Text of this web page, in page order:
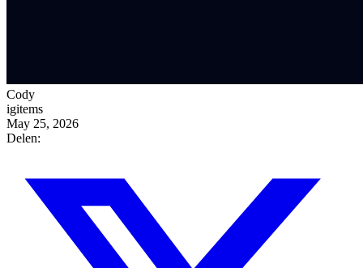
Cody
igitems
May 25, 2026
Delen: